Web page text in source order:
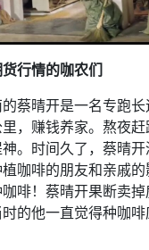
行情的咖农们
蔡晴开是一名专跑
，赚钱养家。熬夜
。时间久了，蔡晴
咖啡的朋友和亲戚
啡！蔡晴开果断卖掉
的他一直觉得种咖